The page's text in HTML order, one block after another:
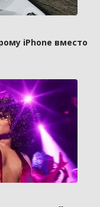
iPhone вместо